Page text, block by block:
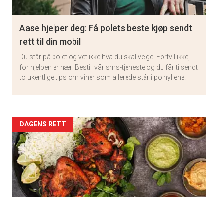
Aase hjelper deg: Få polets beste kjøp sendt
rett til din mobil
Du står på polet og vet ikke hva du skal velge. Fortvil ikke,
for hjelpen er nær: Bestill vår sms-tjeneste og du får tilsendt
to ukentlige tips om viner som allerede står i polhyllene.
Artikler
detail
-
section
DAGENS RETT